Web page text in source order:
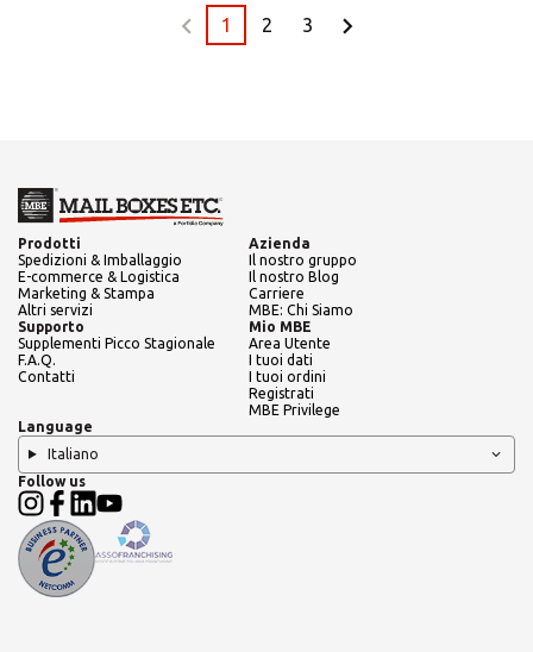
1 2 3
Prodotti
Spedizioni & Imballaggio
E-commerce & Logistica
Marketing & Stampa
Altri servizi
Azienda
Il nostro gruppo
Il nostro Blog
Carriere
MBE: Chi Siamo
Supporto
Supplementi Picco Stagionale
F.A.Q.
Contatti
Mio MBE
Area Utente
I tuoi dati
I tuoi ordini
Registrati
MBE Privilege
Language
Italiano
Follow us